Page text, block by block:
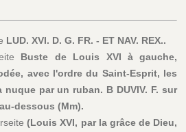
LUD. XVI. D. G. FR. - ET NAV. REX..
Buste de Louis XVI à gauche,
avec l'ordre du Saint-Esprit, les
par un ruban. B DUVIV. F. sur
dessous (Mm).
(Louis XVI, par la grâce de Dieu,